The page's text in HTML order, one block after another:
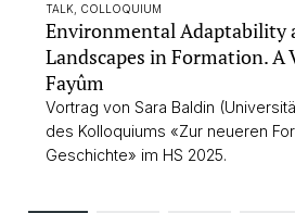
TALK, COLLOQUIUM
Environmental Adaptability
Landscapes in Formation. A
Fayûm
Vortrag von Sara Baldin
des Kolloquiums «Zur neueren
Geschichte» im HS 2025.